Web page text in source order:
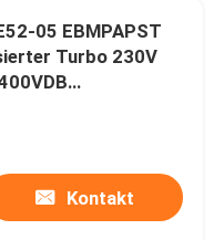
05 EBMPAPST
Turbo 230V
Kontakt